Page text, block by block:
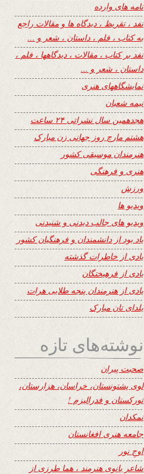
نامه های وارده
نفد ، تقریظ ، دیدگاه ها و مقالات راجع
به کتاب ، فلم ، داستان ، شعر و …
نفد بر کتاب ، مقالات ، دیدگاهها ، فلم ،
داستان ، شعر و …
نمایشگاههای هنری
نیمه شعبان
هجدهمین سال نشراتی ۲۴ ساعت
هشتم مارچ روز جهانی زن مبارک
هنرمندان موسیقی کشور
هنری و فرهنگی
ورزش
ویدیو ها
ویدیو های جالب دیدنی و شنیدنی
یاد بود از دانشمندان و فرهنگیان کشور
یادی از خاطرات گذشته
یادی از فرهیختگان
یادی از هنرمندان پنجه طلایی هرات
یلدای تان مبارک
نوشته‌های تازه
صحبت پیران
لوی پشتونستان، خراسان، هزارستان،
تورکستان و فدرالیزم !
نمکدان
جامعه هنری افغانستان
اوجِ نور
شاعر بانوی هنرمند ، هما طرزی از